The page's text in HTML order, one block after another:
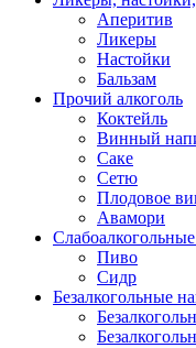
Аперитив
Ликеры
Настойки
Бальзам
Прочий алкоголь
Коктейль
Винный
Саке
Сетю
Плодовое
Авамори
Пиво
Сидр
Безалкогольные